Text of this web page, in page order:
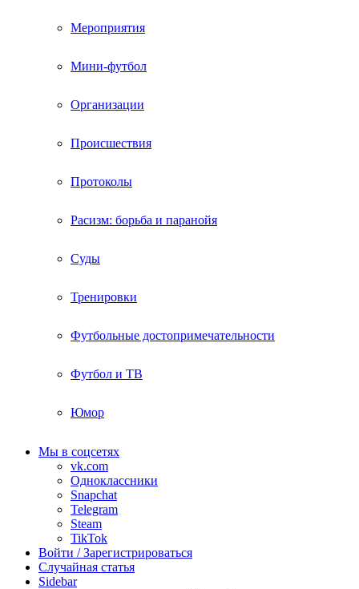
Мероприятия
Мини-футбол
Организации
Происшествия
Протоколы
Расизм: борьба и паранойя
Суды
Тренировки
Футбольные достопримечательности
Футбол и ТВ
Юмор
Мы в соцсетях
vk.com
Одноклассники
Snapchat
Telegram
Steam
TikTok
Войти / Зарегистрироваться
Случайная статья
Sidebar